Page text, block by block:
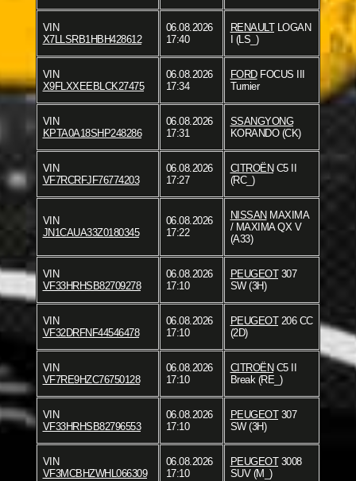
VIN
X7LLSRB1HBH428612
06.08.2026
17:40
RENAULTLOGAN
I (LS_)
VIN
X9FLXXEEBLCK27475
06.08.2026
17:34
FORDFOCUS III
Turnier
VIN
KPTA0A18SHP248286
06.08.2026
17:31
SSANGYONG
KORANDO (CK)
VIN
VF7RCRFJF76774203
06.08.2026
17:27
CITROËN C5 II
(RC_)
VIN
JN1CAUA33Z0180345
06.08.2026
17:22
NISSAN MAXIMA
/ MAXIMA QX V
(A33)
VIN
VF33HRHSB82709278
06.08.2026
17:10
PEUGEOT307
SW (3H)
VIN
VF32DRFNF44546478
06.08.2026
17:10
PEUGEOT206 CC
(2D)
VIN
VF7RE9HZC76750128
06.08.2026
17:10
CITROËN C5 II
Break (RE_)
VIN
VF33HRHSB82796553
06.08.2026
17:10
PEUGEOT307
SW (3H)
VIN
VF3MCBHZWHL066309
06.08.2026
17:10
PEUGEOT3008
SUV (M_)